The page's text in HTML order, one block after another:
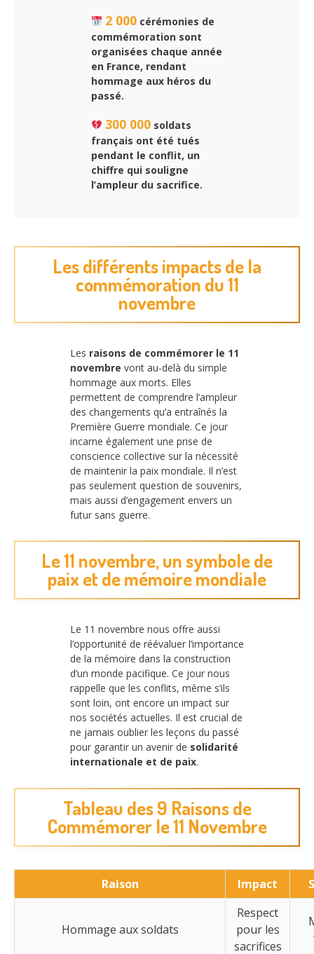
2 000cérémonies de
commémoration sont
organisées chaque année
en France, rendant
hommage aux héros du
passé.
300 000soldats
français ont été tués
pendant le conflit, un
chiffre qui souligne
l’ampleur du sacrifice.
Les différents impacts de la
commémoration du 11
novembre
Les raisons de commémorer le 11
novembre vont au-delà du simple
hommage aux morts. Elles
permettent de comprendre l’ampleur
des changements qu’a entraînés la
Première Guerre mondiale. Ce jour
incarne également une prise de
conscience collective sur la nécessité
de maintenir la paix mondiale. Il n’est
pas seulement question de souvenirs,
mais aussi d’engagement envers un
futur sans guerre.
Le 11 novembre, un symbole de
paix et de mémoire mondiale
Le 11 novembre nous offre aussi
l’opportunité de réévaluer l’importance
de la mémoire dans la construction
d’un monde pacifique. Ce jour nous
rappelle que les conflits, même s’ils
sont loin, ont encore un impact sur
nos sociétés actuelles. Il est crucial de
ne jamais oublier les leçons du passé
pour garantir un avenir de solidarité
internationale et de paix.
Tableau des 9 Raisons de
Commémorer le 11 Novembre
Raison Impact
Hommage aux soldats
Respect
pour les
sacrifices